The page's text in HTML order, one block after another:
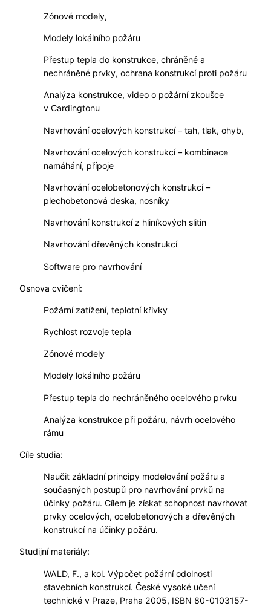
Zónové modely,
Modely lokálního požáru
Přestup tepla do konstrukce, chráněné a
nechráněné prvky, ochrana konstrukcí proti požáru
Analýza konstrukce, video o požární zkoušce
v Cardingtonu
Navrhování ocelových konstrukcí – tah, tlak, ohyb,
Navrhování ocelových konstrukcí – kombinace
namáhání, přípoje
Navrhování ocelobetonových konstrukcí –
plechobetonová deska, nosníky
Navrhování konstrukcí z hliníkových slitin
Navrhování dřevěných konstrukcí
Software pro navrhování
Osnova cvičení:
Požární zatížení, teplotní křivky
Rychlost rozvoje tepla
Zónové modely
Modely lokálního požáru
Přestup tepla do nechráněného ocelového prvku
Analýza konstrukce při požáru, návrh ocelového
rámu
Cíle studia:
Naučit základní principy modelování požáru a
současných postupů pro navrhování prvků na
účinky požáru. Cílem je získat schopnost navrhovat
prvky ocelových, ocelobetonových a dřevěných
konstrukcí na účinky požáru.
Studijní materiály:
WALD, F., a kol. Výpočet požární odolnosti
stavebních konstrukcí. České vysoké učení
technické v Praze, Praha 2005, ISBN 80-0103157-